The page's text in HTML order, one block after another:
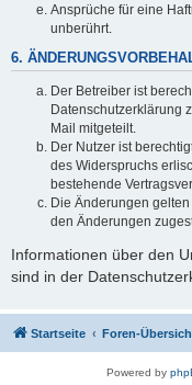
Ansprüche für eine
unberührt.
6.
Der Betreiber ist
Datenschutzerklärung
Mail mitgeteilt.
Der Nutzer ist
des Widerspruchs
bestehende
Die Änderungen
den Änderungen
Informationen über den
sind in der
Startseite Foren-
Powered by